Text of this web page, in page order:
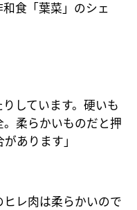
食「葉菜」のシェ
りしています。硬いも
柔らかいものだと押
あります」
レ肉は柔らかいので